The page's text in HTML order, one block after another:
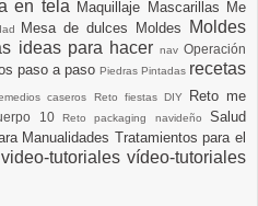
en tela Maquillaje Mascarillas Me
Mesa de dulces Moldes
Moldes
ideas para hacer nav Operación
paso a paso Piedras Pintadas recetas
caseros Reto fiestas DIY
Reto me
10Reto packaging navideñoSalud
Manualidades Tratamientos para el
video-tutoriales vídeo-tutoriales